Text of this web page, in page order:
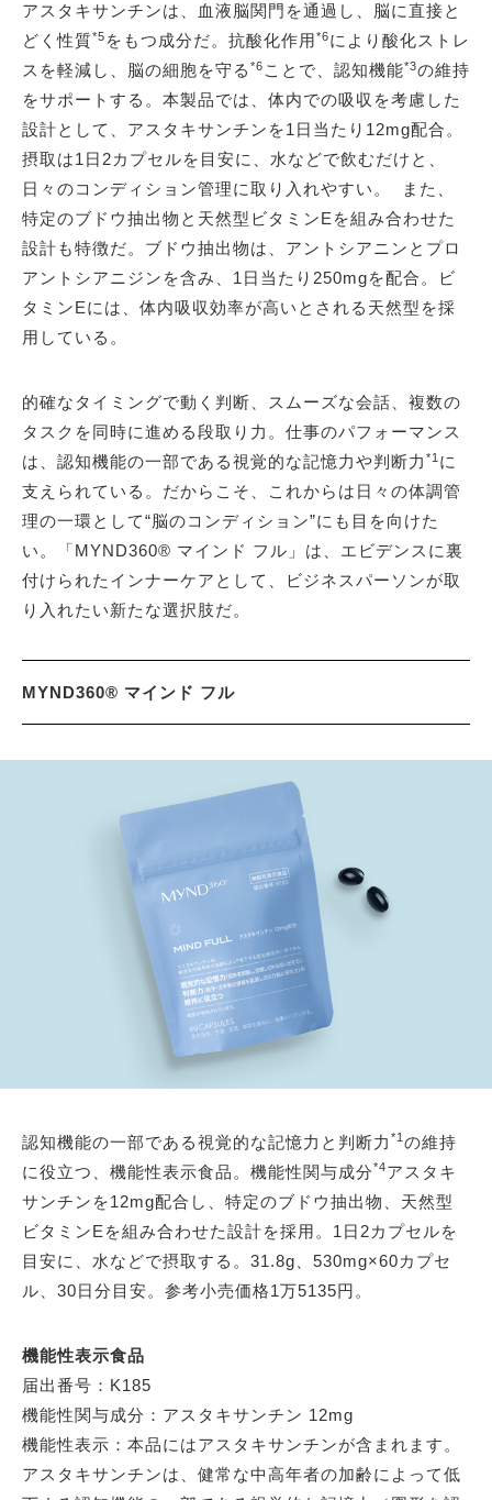
アスタキサンチンは、血液脳関門を通過し、脳に直接と
どく性質*5 をもつ成分だ。抗酸化作用*6により酸化ストレ
スを軽減し、脳の細胞を守る *6 ことで、認知機能*3の維持
をサポートする。本製品では、体内での吸収を考慮した
設計として、アスタキサンチンを1日当たり12mg配合。
摂取は1日2カプセルを目安に、水などで飲むだけと、
日々のコンディション管理に取り入れやすい。 また、
特定のブドウ抽出物と天然型ビタミンEを組み合わせた
設計も特徴だ。ブドウ抽出物は、アントシアニンとプロ
アントシアニジンを含み、1日当たり250mgを配合。ビ
タミンEには、体内吸収効率が高いとされる天然型を採
用している。
的確なタイミングで動く判断、スムーズな会話、複数の
タスクを同時に進める段取り力。仕事のパフォーマンス
は、認知機能の一部である視覚的な記憶力や判断力 *1 に
支えられている。だからこそ、これからは日々の体調管
理の一環として“脳のコンディション”にも目を向けた
い。「MYND360® マインド フル」は、エビデンスに裏
付けられたインナーケアとして、ビジネスパーソンが取
り入れたい新たな選択肢だ。
MYND360® マインド フル
認知機能の一部である視覚的な記憶力と判断力 *1の維持
に役立つ、機能性表示食品。機能性関与成分*4アスタキ
サンチンを12mg配合し、特定のブドウ抽出物、天然型
ビタミンEを組み合わせた設計を採用。1日2カプセルを
目安に、水などで摂取する。31.8g、530mg×60カプセ
ル、30日分目安。参考小売価格1万5135円。
機能性表示食品
届出番号：K185
機能性関与成分：アスタキサンチン 12mg
機能性表示：本品にはアスタキサンチンが含まれます。
アスタキサンチンは、健常な中高年者の加齢によって低